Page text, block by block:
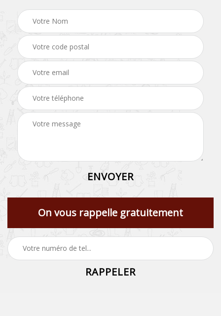
On vous rappelle gratuitement